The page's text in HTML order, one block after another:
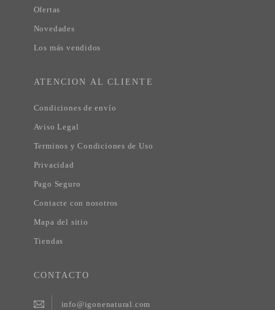
Ofertas
Novedades
Los más vendidos
ATENCION AL CLIENTE
Condiciones de envío
Aviso Legal
Terminos y Condiciones de Uso
Privacidad
Pago Seguro
Contacte con nosotros
Mapa del sitio
Tiendas
CONTACTO
info@igonenatural.com